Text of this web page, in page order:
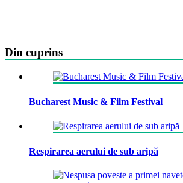
Din cuprins
Bucharest Music & Film Festival
Respirarea aerului de sub aripă